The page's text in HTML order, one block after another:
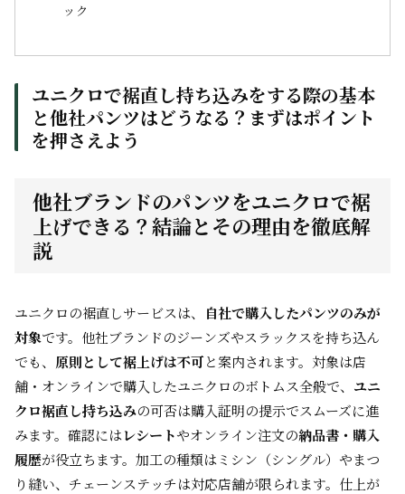
ック
ユニクロで裾直し持ち込みをする際の基本
と他社パンツはどうなる？まずはポイント
を押さえよう
他社ブランドのパンツをユニクロで裾
上げできる？結論とその理由を徹底解
説
ユニクロの裾直しサービスは、
自社で購入したパンツのみが
対象です。他社ブランドのジーンズやスラックスを持ち込ん
でも、 原則として裾上げは不可と案内されます。対象は店
舗・オンラインで購入したユニクロのボトムス全般で、 ユニ
クロ裾直し持ち込みの可否は購入証明の提示でスムーズに進
みます。確認にはレシートやオンライン注文の納品書・購入
履歴が役立ちます。加工の種類はミシン（シングル）やまつ
り縫い、チェーンステッチは対応店舗が限られます。仕上が